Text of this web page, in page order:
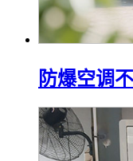
防爆空调